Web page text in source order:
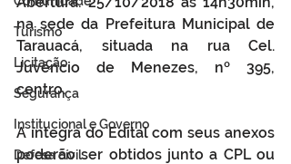
Turismo
Licitação
Segurança
Institucional e Governo
Defesa cívil
na sede da Prefeitura Municipal de
Tarauacá, situada na rua Cel.
Juvêncio de Menezes, nº 395,
centro.
A íntegra do Edital com seus anexos
poderão ser obtidos junto a CPL ou